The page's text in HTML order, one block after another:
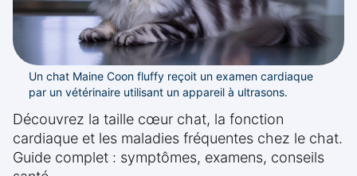
Un chat Maine Coon fluffy reçoit un examen cardiaque
par un vétérinaire utilisant un appareil à ultrasons.
Découvrez la taille cœur chat, la fonction
cardiaque et les maladies fréquentes chez le chat.
Guide complet : symptômes, examens, conseils